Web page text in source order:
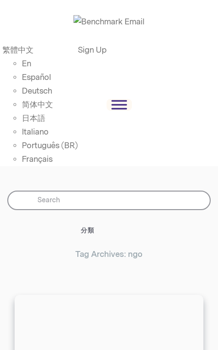
繁體中文
En
Español
Deutsch
简体中文
日本語
Italiano
Português (BR)
Français
Sign Up
分類
Tag Archives: ngo